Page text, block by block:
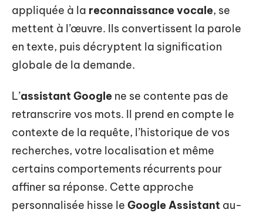
appliquée à la reconnaissance vocale, se
mettent à l’œuvre. Ils convertissent la parole
en texte, puis décryptent la signification
globale de la demande.
L’assistant Google ne se contente pas de
retranscrire vos mots. Il prend en compte le
contexte de la requête, l’historique de vos
recherches, votre localisation et même
certains comportements récurrents pour
affiner sa réponse. Cette approche
personnalisée hisse le Google Assistant au-